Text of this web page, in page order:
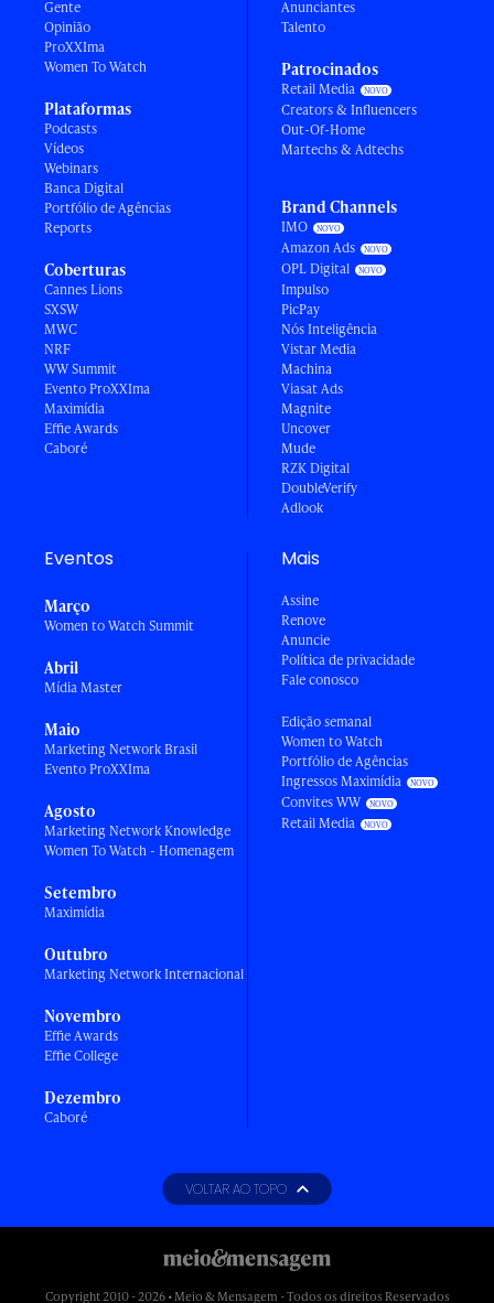
Gente
Opinião
ProXXIma
Women To Watch
Plataformas
Podcasts
Vídeos
Webinars
Banca Digital
Portfólio de Agências
Reports
Coberturas
Cannes Lions
SXSW
MWC
NRF
WW Summit
Evento ProXXIma
Maximídia
Effie Awards
Caboré
Anunciantes
Talento
Patrocinados
Retail Media
Creators & Influencers
Out-Of-Home
Martechs & Adtechs
Brand Channels
IMO
Amazon Ads
OPL Digital
Impulso
PicPay
Nós Inteligência
Vistar Media
Machina
Viasat Ads
Magnite
Uncover
Mude
RZK Digital
DoubleVerify
Adlook
Eventos
Março
Women to Watch Summit
Abril
Mídia Master
Maio
Marketing Network Brasil
Evento ProXXIma
Agosto
Marketing Network Knowledge
Women To Watch - Homenagem
Setembro
Maximídia
Outubro
Marketing Network Internacional
Novembro
Effie Awards
Effie College
Dezembro
Caboré
Mais
Assine
Renove
Anuncie
Política de privacidade
Fale conosco
Edição semanal
Women to Watch
Portfólio de Agências
Ingressos Maximídia
Convites WW
Retail Media
VOLTAR AO TOPO
Copyright 2010 - 2026 • Meio & Mensagem - Todos os direitos Reservados